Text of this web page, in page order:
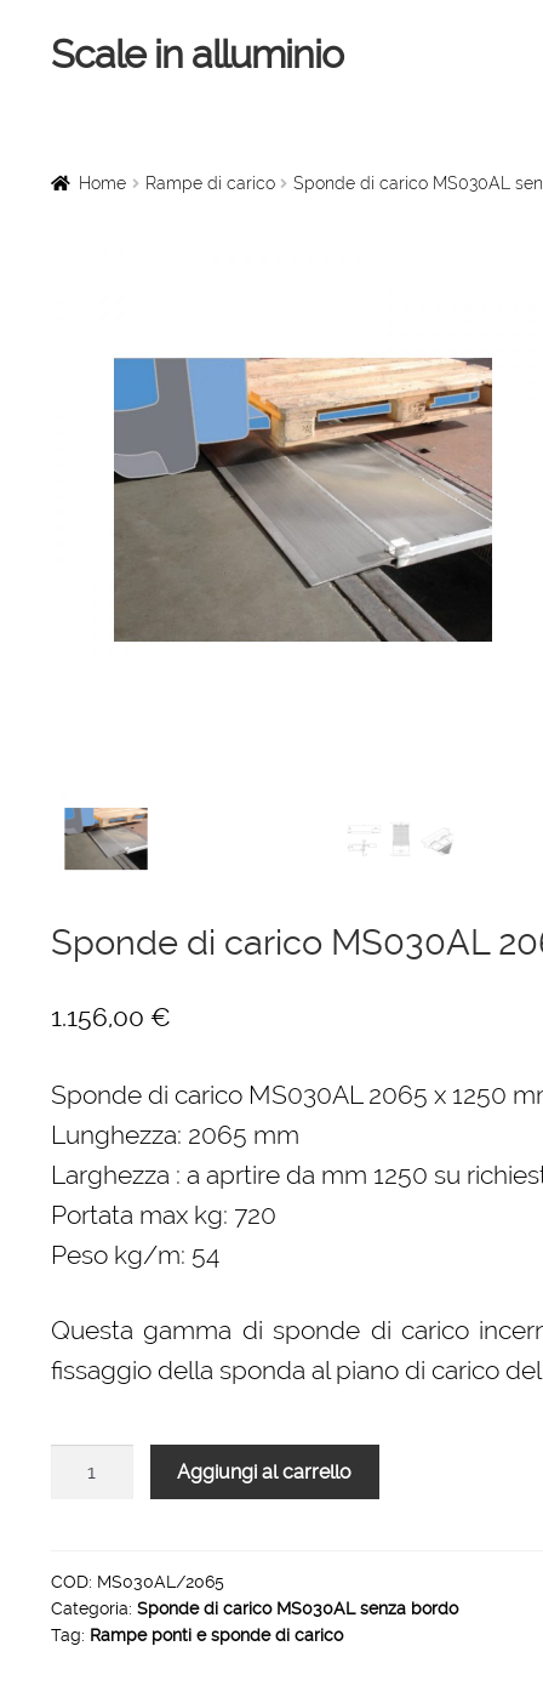
Vai
alla
Vai
al
Scale in alluminio
Scale a chiocciola
Scale in legno
Rampe di carico
Cerniere freni per porte
Home Rampe di carico Sponde di carico MS030AL
Sponde di carico MS030AL
1.156,00 €
Sponde di carico MS030AL 2065 x 1250
Lunghezza: 2065 mm
Larghezza : a aprtire da mm 1250 su
Portata max kg: 720
Peso kg/m: 54
Questa gamma di sponde di carico
fissaggio della sponda al piano di carico
2065
x
1250
Aggiungi al carrello
COD: MS030AL/2065
Categoria: Sponde di carico MS030AL senza bordo
Tag: Rampe ponti e sponde di carico